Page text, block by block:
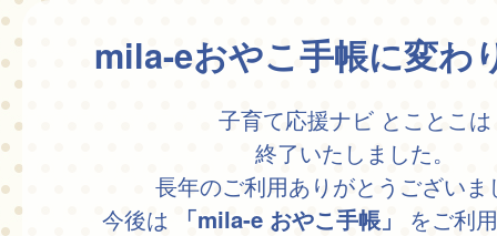
mila-eおやこ手帳に変わ
子育て応援ナビ とことこは
終了いたしました。
長年のご利用ありがとうございま
今後は
「mila-e おやこ手帳」 をご利